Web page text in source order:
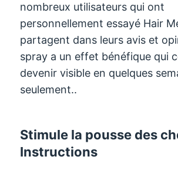
nombreux utilisateurs qui ont
personnellement essayé Hair
partagent dans leurs avis et
spray a un effet bénéfique qui
devenir visible en quelques
seulement..
Stimule la pousse des
Instructions